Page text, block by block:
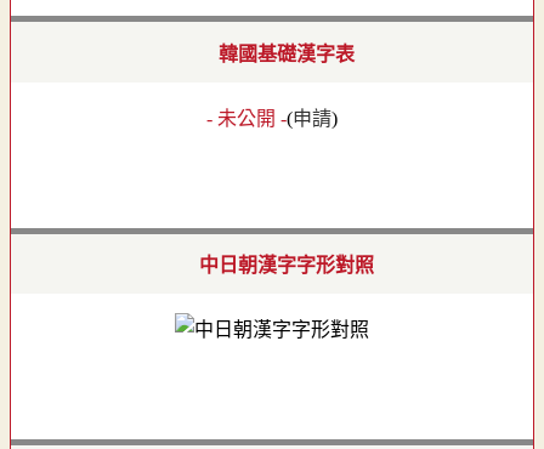
韓國基礎漢字表
- 未公開 -(申請)
中日朝漢字字形對照